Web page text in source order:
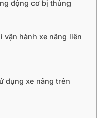
động cơ bị thủng
vận hành xe nâng liên
dụng xe nâng trên